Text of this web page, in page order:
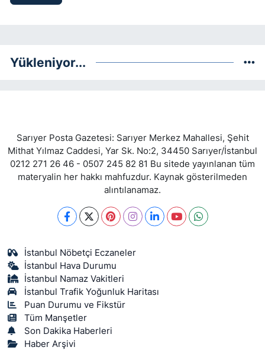
Yükleniyor...
Sarıyer Posta Gazetesi: Sarıyer Merkez Mahallesi, Şehit
Mithat Yılmaz Caddesi, Yar Sk. No:2, 34450 Sarıyer/İstanbul
0212 271 26 46 - 0507 245 82 81 Bu sitede yayınlanan tüm
materyalin her hakkı mahfuzdur. Kaynak gösterilmeden
alıntılanamaz.
İstanbul Nöbetçi Eczaneler
İstanbul Hava Durumu
İstanbul Namaz Vakitleri
İstanbul Trafik Yoğunluk Haritası
Puan Durumu ve Fikstür
Tüm Manşetler
Son Dakika Haberleri
Haber Arşivi